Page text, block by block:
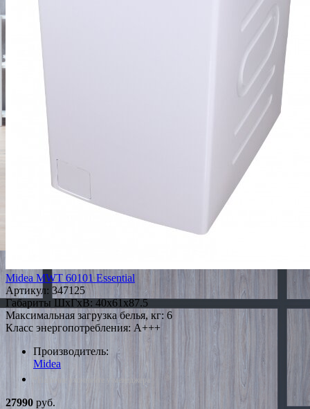
Midea MWT 60101 Essential
Артикул: 347125
Габариты ШxГxВ: 40x61x87.5
Максимальная загрузка белья, кг: 6
Класс энергопотребления: A+++
Производитель:
Midea
*Наличие уточняйте у менеджера
27990 руб.